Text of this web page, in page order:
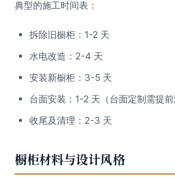
典型的施工时间表：
拆除旧橱柜：1-2 天
水电改造：2-4 天
安装新橱柜：3-5 天
台面安装：1-2 天（台面定制需提前
收尾及清理：2-3 天
橱柜材料与设计风格